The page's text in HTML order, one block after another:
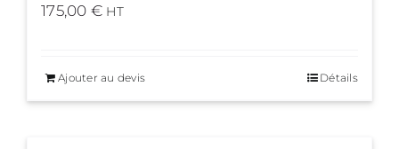
175,00 € HT
Ajouter au devis Détails